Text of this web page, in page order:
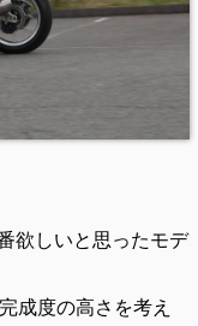
欲しいと思ったモデ
成度の高さを考え